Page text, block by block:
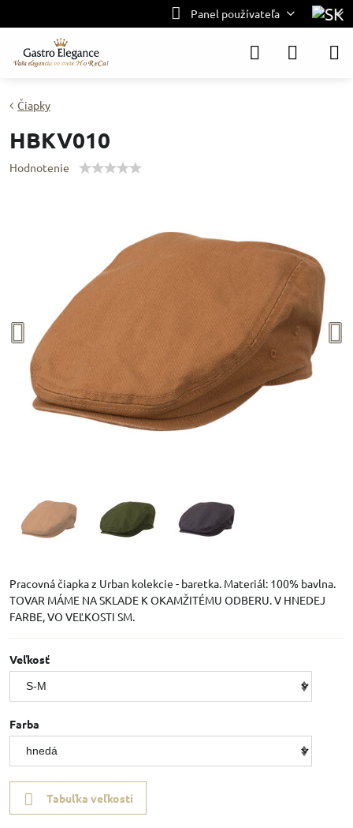
Panel používateľa
Čiapky
HBKV010
Hodnotenie
Pracovná čiapka z Urban kolekcie - baretka. Materiál: 100% bavlna.
TOVAR MÁME NA SKLADE K OKAMŽITÉMU ODBERU. V HNEDEJ
FARBE, VO VEĽKOSTI SM.
Veľkosť
Farba
Tabuľka veľkostí